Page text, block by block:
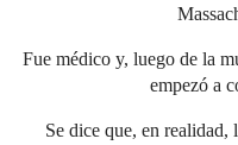
Fue médico y, luego de la
empezó a
Se dice que, en realidad,